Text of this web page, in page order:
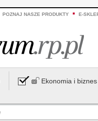
POZNAJ NASZE PRODUKTY E-
Ekonomia i biznes